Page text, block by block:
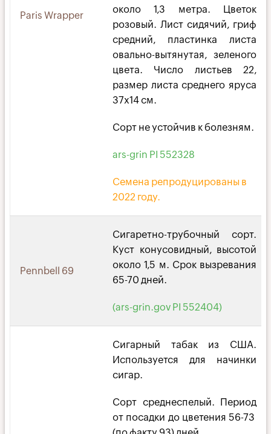
Paris Wrapper
около 1,3 метра. Цветок
розовый. Лист сидячий, гриф
средний, пластинка листа
овально-вытянутая, зеленого
цвета. Число листьев 22,
размер листа среднего яруса
37х14 см.
Сорт не устойчив к болезням.
ars-grin PI 552328
Семена репродуцированы в
2022 году.
Pennbell 69
Сигаретно-трубочный сорт.
Куст конусовидный, высотой
около 1,5 м. Срок вызревания
65-70 дней.
(ars-grin.gov PI 552404)
Сигарный табак из США.
Используется для начинки
сигар.
Сорт среднеспелый. Период
от посадки до цветения 56-73